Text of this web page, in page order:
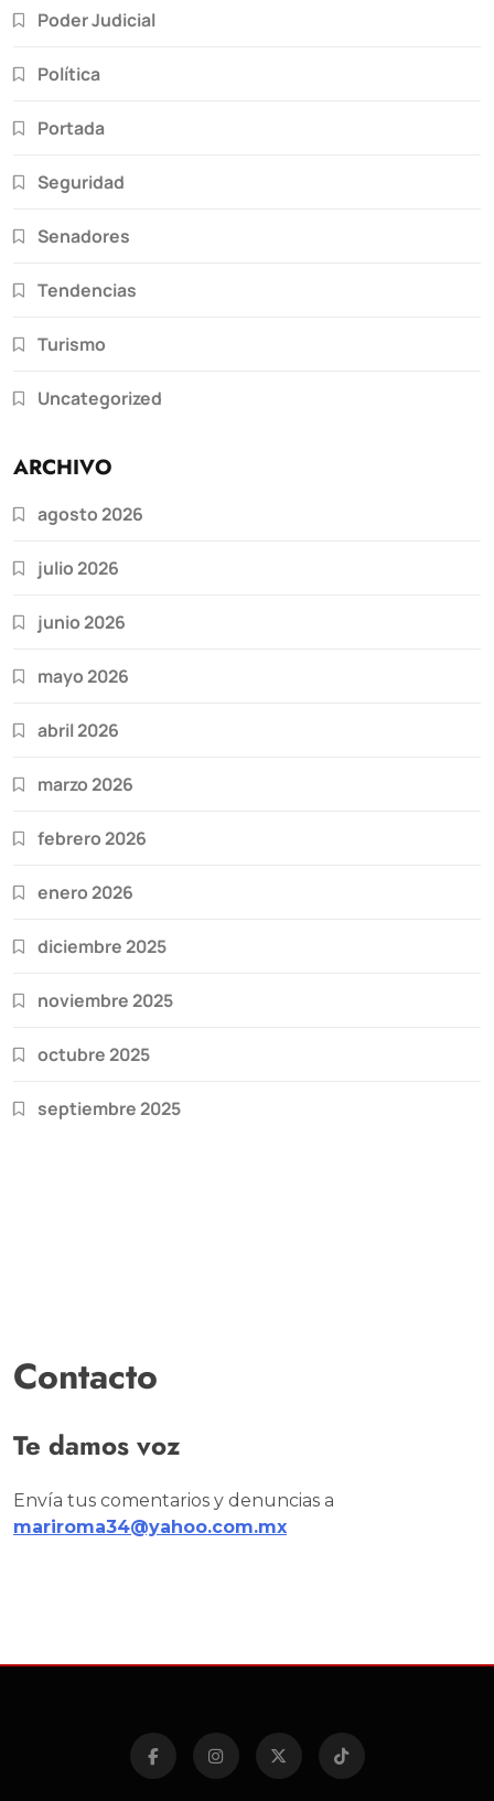
Poder Judicial
Política
Portada
Seguridad
Senadores
Tendencias
Turismo
Uncategorized
ARCHIVO
agosto 2026
julio 2026
junio 2026
mayo 2026
abril 2026
marzo 2026
febrero 2026
enero 2026
diciembre 2025
noviembre 2025
octubre 2025
septiembre 2025
Contacto
Te damos voz
Envía tus comentarios y denuncias a
mariroma34@yahoo.com.mx